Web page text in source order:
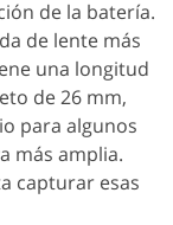
de la batería.
de lente más
una longitud
de 26 mm,
para algunos
más amplia.
capturar esas